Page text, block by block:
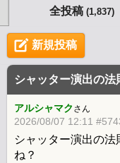
全投稿 (1,837)
新規投稿
シャッター演出の法
アルシャマク さん
2026/08/07 12:11
シャッター演出の
ね？